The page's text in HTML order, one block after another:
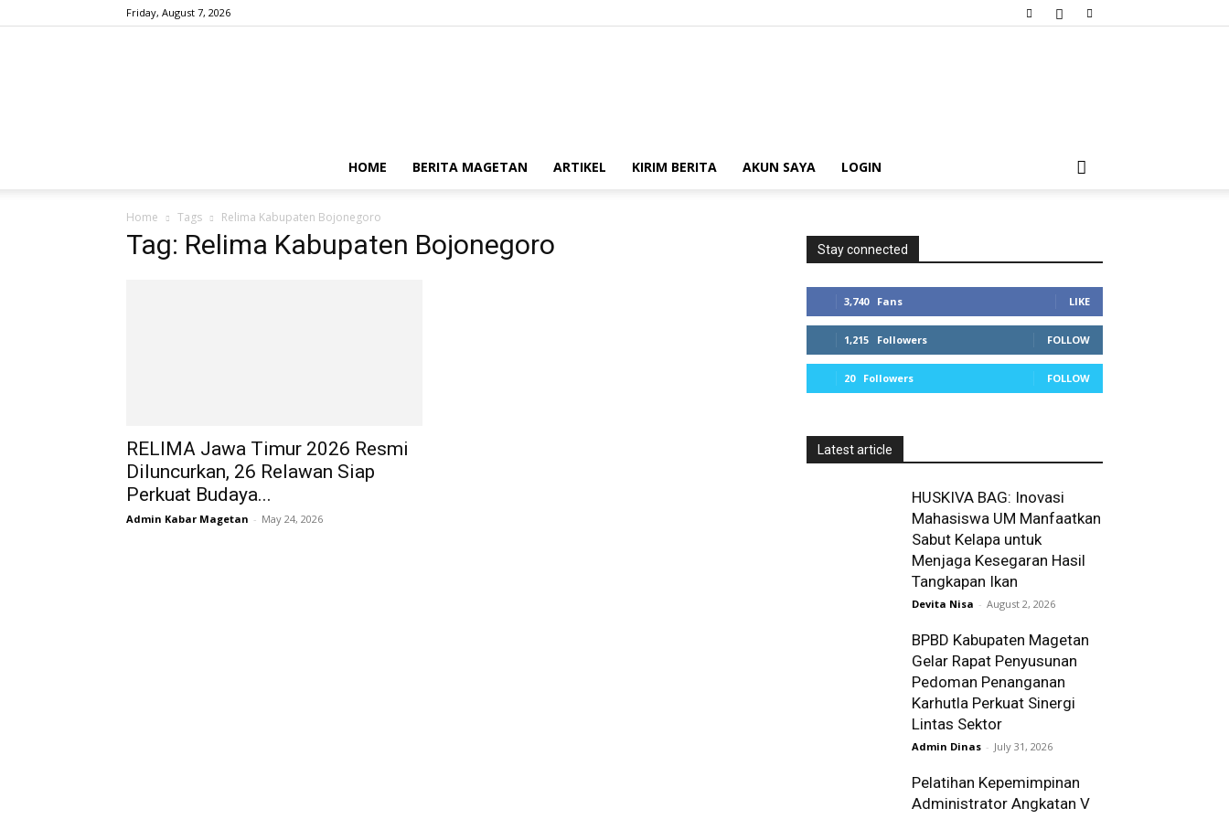
Friday, August 7, 2026
HOME BERITA MAGETAN ARTIKEL KIRIM BERITA AKUN SAYA LOGIN
Home Tags Relima Kabupaten Bojonegoro
Tag: Relima Kabupaten Bojonegoro
RELIMA Jawa Timur 2026 Resmi
Diluncurkan, 26 Relawan Siap
Perkuat Budaya...
Admin Kabar Magetan - May 24, 2026
Stay connected
3,740 Fans LIKE
1,215 Followers FOLLOW
20 Followers FOLLOW
Latest article
HUSKIVA BAG: Inovasi
Mahasiswa UM Manfaatkan
Sabut Kelapa untuk
Menjaga Kesegaran Hasil
Tangkapan Ikan
Devita Nisa - August 2, 2026
BPBD Kabupaten Magetan
Gelar Rapat Penyusunan
Pedoman Penanganan
Karhutla Perkuat Sinergi
Lintas Sektor
Admin Dinas - July 31, 2026
Pelatihan Kepemimpinan
Administrator Angkatan V